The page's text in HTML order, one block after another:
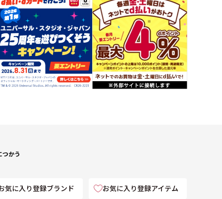
つかう
気に入り登録ブランド お気に入り登録アイテム